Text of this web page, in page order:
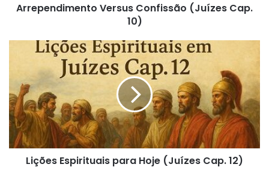
Arrependimento Versus Confissão (Juízes Cap.
10)
Hoje
(Juízes
Cap.
12)
Lições Espirituais para Hoje (Juízes Cap. 12)